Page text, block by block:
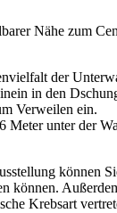
Nähe zum
der
in den
Verweilen ein.
unter der
können
können.
Krebsart